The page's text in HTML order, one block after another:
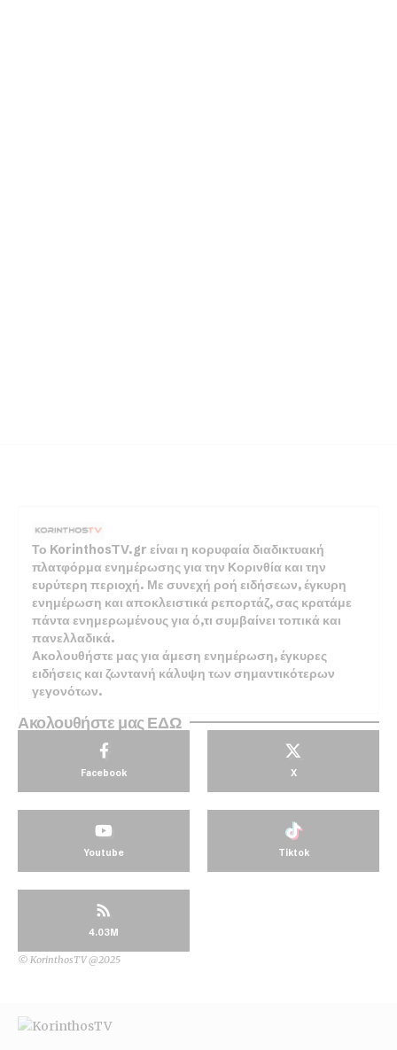
Το KorinthosTV.gr είναι η κορυφαία διαδικτυακή
πλατφόρμα ενημέρωσης για την Κορινθία και την
ευρύτερη περιοχή. Με συνεχή ροή ειδήσεων, έγκυρη
ενημέρωση και αποκλειστικά ρεπορτάζ, σας κρατάμε
πάντα ενημερωμένους για ό,τι συμβαίνει τοπικά και
πανελλαδικά.
Ακολουθήστε μας για άμεση ενημέρωση, έγκυρες
ειδήσεις και ζωντανή κάλυψη των σημαντικότερων
γεγονότων.
Ακολουθήστε μας ΕΔΩ
Facebook X
Youtube Tiktok
4.03M
© KorinthosTV @2025